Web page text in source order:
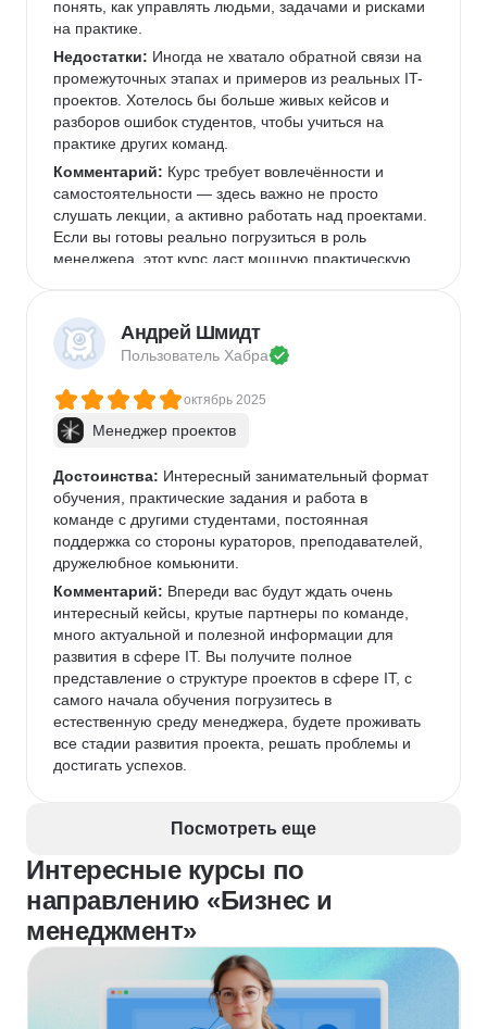
понять, как управлять людьми, задачами и рисками
на практике.
Недостатки: Иногда не хватало обратной связи на
промежуточных этапах и примеров из реальных IT-
проектов. Хотелось бы больше живых кейсов и
разборов ошибок студентов, чтобы учиться на
практике других команд.
Комментарий: Курс требует вовлечённости и
самостоятельности — здесь важно не просто
слушать лекции, а активно работать над проектами.
Если вы готовы реально погрузиться в роль
менеджера, этот курс даст мощную практическую
Андрей Шмидт
Пользователь Хабра
октябрь 2025
Менеджер проектов
Достоинства: Интересный занимательный формат
обучения, практические задания и работа в
команде с другими студентами, постоянная
поддержка со стороны кураторов, преподавателей,
дружелюбное комьюнити.
Комментарий: Впереди вас будут ждать очень
интересный кейсы, крутые партнеры по команде,
много актуальной и полезной информации для
развития в сфере IT. Вы получите полное
представление о структуре проектов в сфере IT, с
самого начала обучения погрузитесь в
естественную среду менеджера, будете проживать
все стадии развития проекта, решать проблемы и
достигать успехов.
Посмотреть еще
Интересные курсы по
направлению «Бизнес и
менеджмент»